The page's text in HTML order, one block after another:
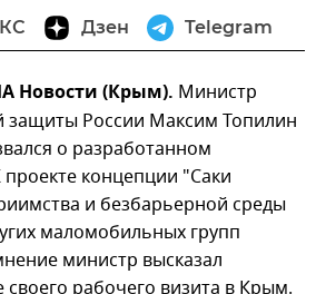
Дзен Telegram
Новости (Крым). Министр
защиты России Максим Топилин
о разработанном
концепции "Саки
и безбарьерной среды
маломобильных групп
министр высказал
рабочего визита в Крым.